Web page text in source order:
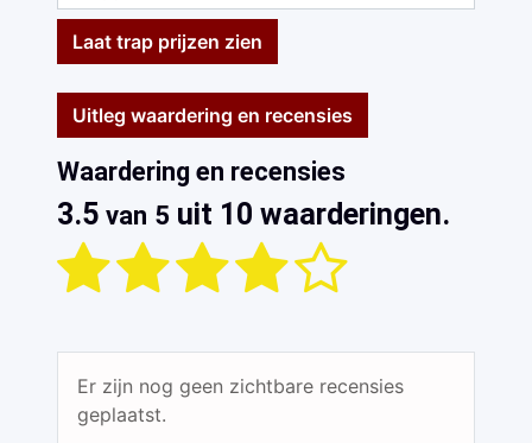
Laat trap prijzen zien
Uitleg waardering en recensies
Waardering en recensies
3.5 van 5 uit 10 waarderingen.
Er zijn nog geen zichtbare recensies
geplaatst.